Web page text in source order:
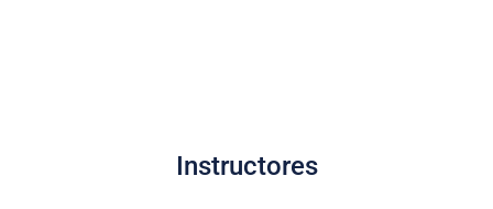
Instructores